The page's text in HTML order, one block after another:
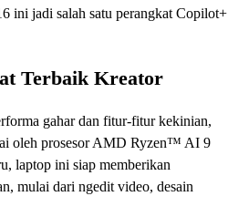
ini jadi salah satu perangkat Copilot+
Terbaik Kreator
gahar dan fitur-fitur kekinian,
oleh prosesor AMD Ryzen™ AI 9
laptop ini siap memberikan
mulai dari ngedit video, desain